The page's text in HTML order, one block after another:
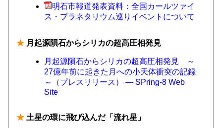
明石市報道発表資料：全国カールツァイ
ス・プラネタリウム巡りイベントについて
★ 月起源隕石からシリカの超高圧相発見
月起源隕石からシリカの超高圧相発見 ～
27億年前に起きた月への小天体衝突の記録
～（プレスリリース） — SPring-8 Web
Site
★ 土星の環に飛び込んだ「流れ星」